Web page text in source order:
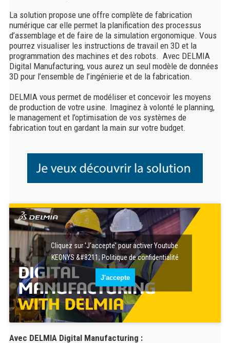
La solution propose une offre complète de fabrication
numérique car elle permet la planification des processus
d’assemblage et de faire de la simulation ergonomique. Vous
pourrez visualiser les instructions de travail en 3D et la
programmation des machines et des robots. Avec DELMIA
Digital Manufacturing, vous aurez un seul modèle de données
3D pour l’ensemble de l’ingénierie et de la fabrication.
DELMIA vous permet de modéliser et concevoir les moyens
de production de votre usine. Imaginez à volonté le planning,
le management et l’optimisation de vos systèmes de
fabrication tout en gardant la main sur votre budget.
Cliquez sur 'J'accepte' pour activer Youtube
KEONYS &#8211; Politique de confidentialité
J'accepte
Avec DELMIA Digital Manufacturing :